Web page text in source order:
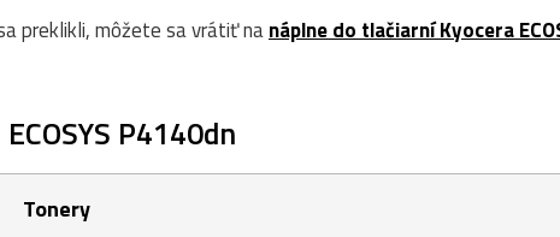
preklikli, môžete sa vrátiť nanáplne do tlačiarní Kyocera
P4140dn
Tonery